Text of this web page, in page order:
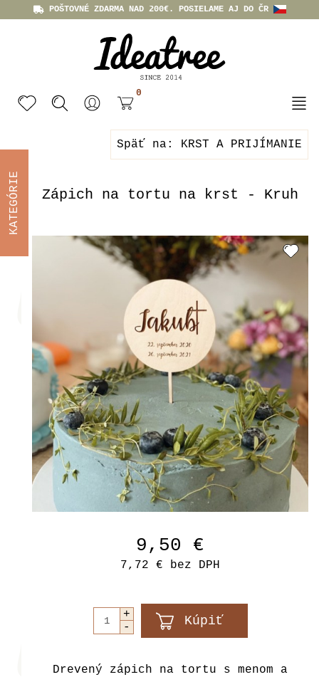
POŠTOVNÉ ZDARMA NAD 200€. POSIELAME AJ DO ČR
0
Späť na: KRST A PRIJÍMANIE
Zápich na tortu na krst - Kruh
9,50 €
7,72 € bez DPH
Drevený zápich na tortu s menom a
KATEGÓRIE